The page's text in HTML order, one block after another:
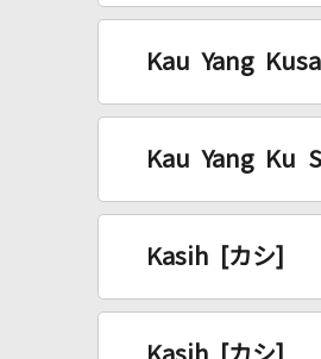
Kau Yang
Kau Yang Ku
Kasih [カシ]
Kasih [カシ]